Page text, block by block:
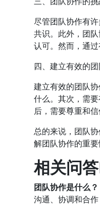
尽管团队协作有
共识。此外，团
认可。然而，通
四、建立有效的
建立有效的团队
什么。其次，需
后，需要尊重和
总的来说，团队
解团队协作的重
相关问答
团队协作是什么？
沟通、协调和合